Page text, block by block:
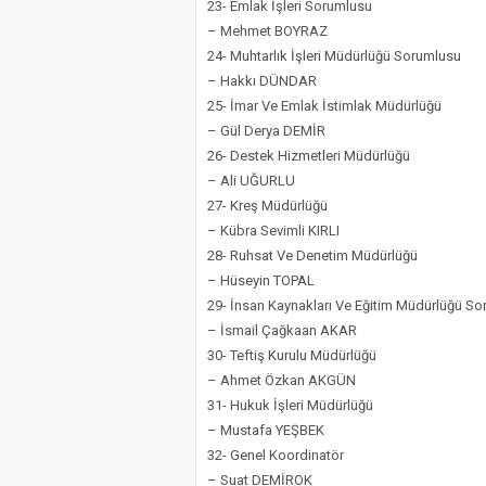
23- Emlak İşleri Sorumlusu
– Mehmet BOYRAZ
24- Muhtarlık İşleri Müdürlüğü Sorumlusu
– Hakkı DÜNDAR
25- İmar Ve Emlak İstimlak Müdürlüğü
– Gül Derya DEMİR
26- Destek Hizmetleri Müdürlüğü
– Ali UĞURLU
27- Kreş Müdürlüğü
– Kübra Sevimli KIRLI
28- Ruhsat Ve Denetim Müdürlüğü
– Hüseyin TOPAL
29- İnsan Kaynakları Ve Eğitim Müdürlüğü
– İsmail Çağkaan AKAR
30- Teftiş Kurulu Müdürlüğü
– Ahmet Özkan AKGÜN
31- Hukuk İşleri Müdürlüğü
– Mustafa YEŞBEK
32- Genel Koordinatör
– Suat DEMİROK